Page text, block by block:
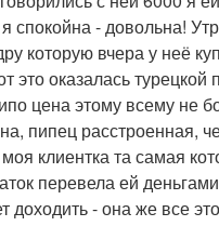
спокойна - довольна!
которую вчера у неё
оказалась турецкой
цена этому всему не
пипец расстроенная,
клиентка та самая
перевела ей
- она же все